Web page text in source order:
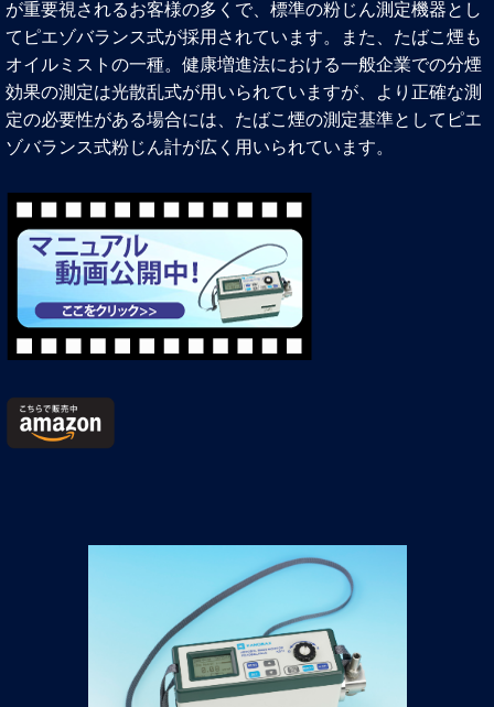
が重要視されるお客様の多くで、標準の粉じん測定機器とし
てピエゾバランス式が採用されています。また、たばこ煙も
オイルミストの一種。健康増進法における一般企業での分煙
効果の測定は光散乱式が用いられていますが、より正確な測
定の必要性がある場合には、たばこ煙の測定基準としてピエ
ゾバランス式粉じん計が広く用いられています。